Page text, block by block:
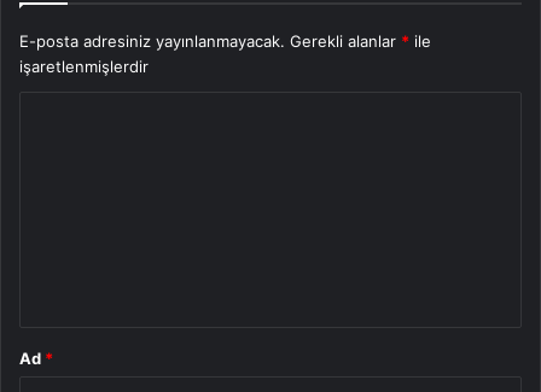
E-posta adresiniz yayınlanmayacak. Gerekli alanlar * ile
işaretlenmişlerdir
Ad *